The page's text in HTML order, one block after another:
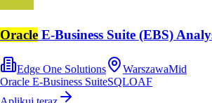
Oracle E-Business Suite (EBS)
Edge One Solutions WarszawaMid
Oracle E-Business SuiteSQLOAF